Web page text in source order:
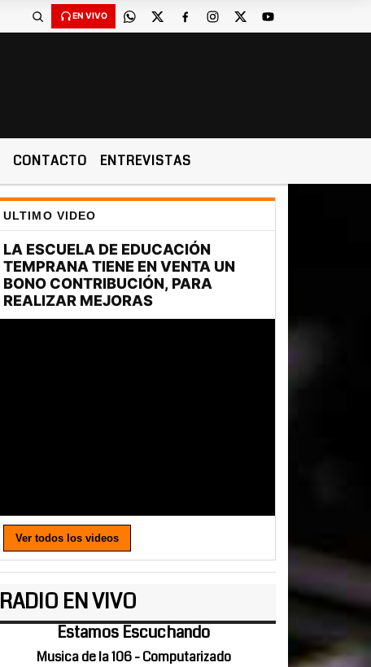
EN VIVO
CONTACTO ENTREVISTAS
ULTIMO VIDEO
Ver todos los videos
RADIO EN VIVO
Estamos Escuchando
Musica de la 106 - Computarizado